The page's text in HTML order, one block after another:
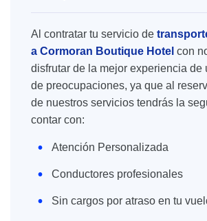
Al contratar tu servicio de
a Cormoran Boutique Hotel con
disfrutar de la mejor experiencia de
de preocupaciones, ya que al
de nuestros servicios tendrás la
contar con:
Atención Personalizada
Conductores profesionales
Sin cargos por atraso en tu